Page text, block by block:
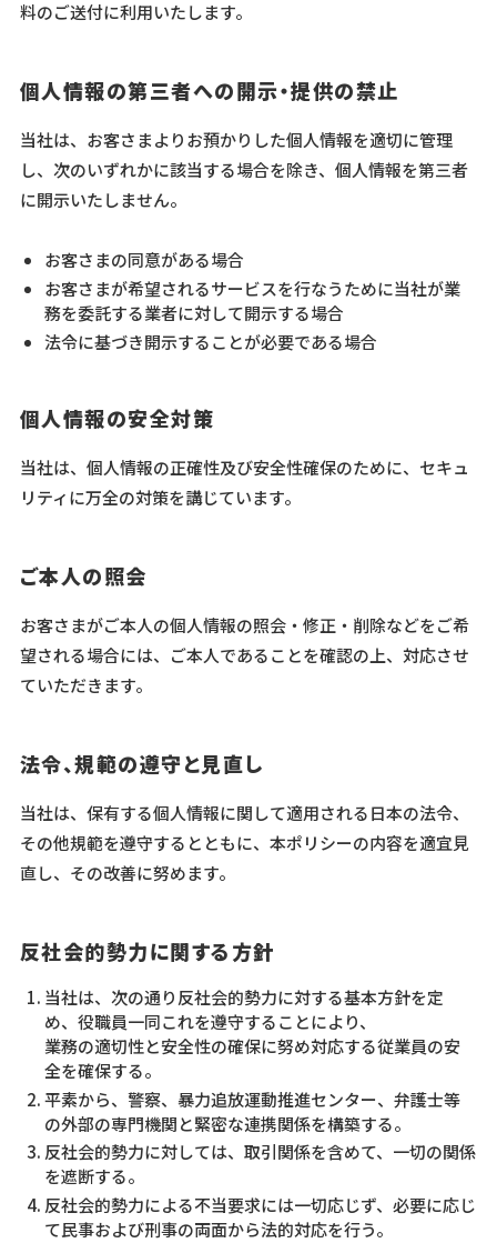
料のご送付に利用いたします。
個人情報の第三者への開示・提供の禁止
当社は、お客さまよりお預かりした個人情報を適切に管理
し、次のいずれかに該当する場合を除き、個人情報を第三者
に開示いたしません。
お客さまの同意がある場合
お客さまが希望されるサービスを行なうために当社が業
務を委託する業者に対して開示する場合
法令に基づき開示することが必要である場合
個人情報の安全対策
当社は、個人情報の正確性及び安全性確保のために、セキュ
リティに万全の対策を講じています。
ご本人の照会
お客さまがご本人の個人情報の照会・修正・削除などをご希
望される場合には、ご本人であることを確認の上、対応させ
ていただきます。
法令、規範の遵守と見直し
当社は、保有する個人情報に関して適用される日本の法令、
その他規範を遵守するとともに、本ポリシーの内容を適宜見
直し、その改善に努めます。
反社会的勢力に関する方針
当社は、次の通り反社会的勢力に対する基本方針を定
め、役職員一同これを遵守することにより、
業務の適切性と安全性の確保に努め対応する従業員の安
全を確保する。
平素から、警察、暴力追放運動推進センター、弁護士等
の外部の専門機関と緊密な連携関係を構築する。
反社会的勢力に対しては、取引関係を含めて、一切の関係
を遮断する。
反社会的勢力による不当要求には一切応じず、必要に応じ
て民事および刑事の両面から法的対応を行う。